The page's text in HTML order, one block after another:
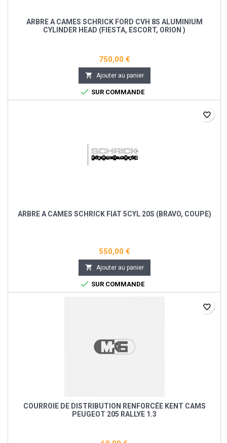
ARBRE A CAMES SCHRICK FORD CVH 8S ALUMINIUM
CYLINDER HEAD (FIESTA, ESCORT, ORION )
750,00 €
 Ajouter au panier
 SUR COMMANDE
ARBRE A CAMES SCHRICK FIAT 5CYL 20S (BRAVO, COUPE)
550,00 €
 Ajouter au panier
 SUR COMMANDE
favorite_border
COURROIE DE DISTRIBUTION RENFORCÉE KENT CAMS
PEUGEOT 205 RALLYE 1.3
favorite_border